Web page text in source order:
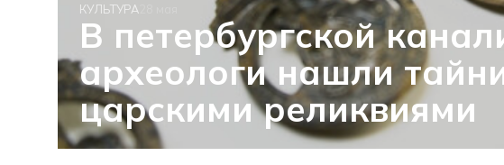
КУЛЬТУРА
В петербургской
археологи нашли
царскими реликвиями